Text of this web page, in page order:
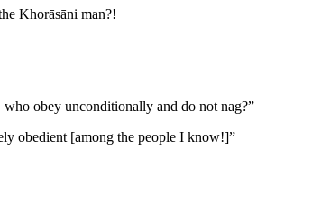
Khorāsāni man?!
obey unconditionally and do not nag?”
obedient [among the people I know!]”